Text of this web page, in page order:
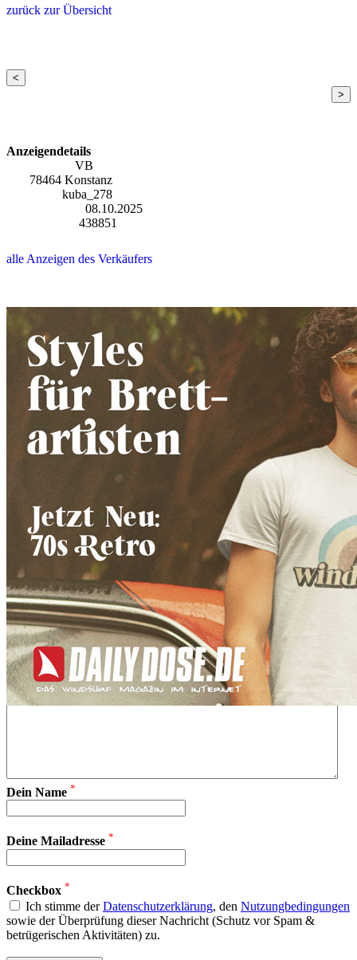
zurück zur Übersicht
<
>
Anzeigendetails
VB
78464 Konstanz
kuba_278
08.10.2025
438851
alle Anzeigen des Verkäufers
zurück zur Übersicht
Nachricht an den Verkäufer *
Dein Name *
Deine Mailadresse *
Checkbox *
Ich stimme derDatenschutzerklärung, den Nutzungbedingungen
sowie der Überprüfung dieser Nachricht (Schutz vor Spam &
betrügerischen Aktivitäten) zu.